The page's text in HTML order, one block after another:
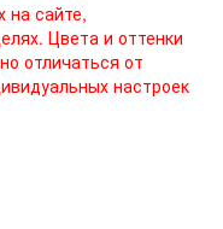
на сайте,
Цвета и оттенки
отличаться от
настроек